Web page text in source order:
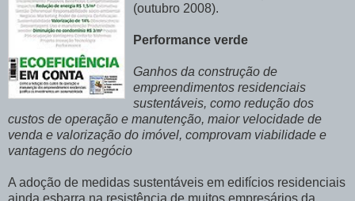
(outubro 2008).
Performance verde
Ganhos da construção de
empreendimentos residenciais
sustentáveis, como redução dos
custos de operação e manutenção, maior velocidade de
venda e valorização do imóvel, comprovam viabilidade e
vantagens do negócio
A adoção de medidas sustentáveis em edifícios residenciais
ainda esbarra na resistência de muitos empresários da